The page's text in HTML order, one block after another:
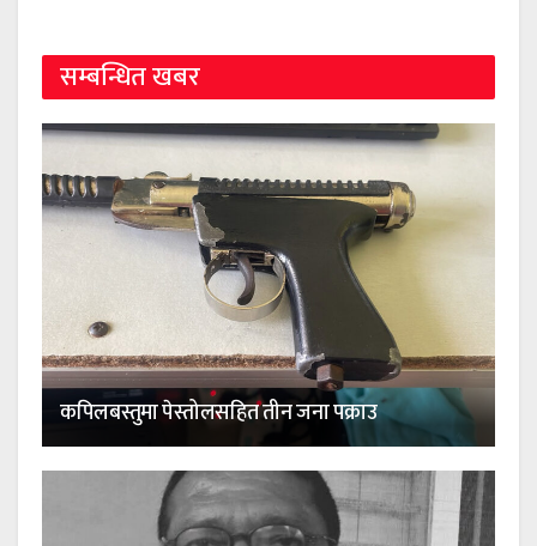
सम्बन्धित खबर
कपिलबस्तुमा पेस्तोलसहित तीन जना पक्राउ